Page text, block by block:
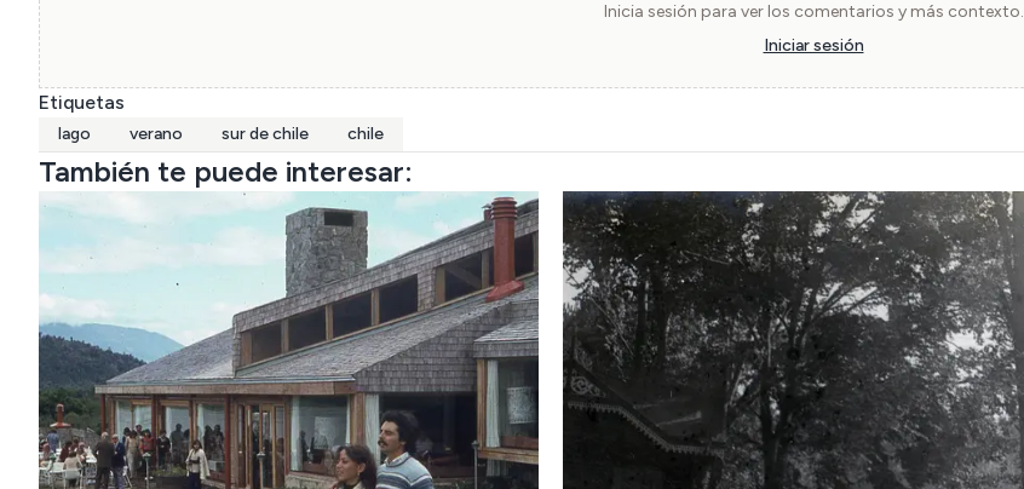
Inicia sesión para ver los comentarios y más contexto.
Iniciar sesión
Etiquetas
lago verano sur de chile chile
También te puede interesar: